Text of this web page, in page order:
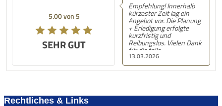
5.00 von 5
SEHR GUT
13.03.2026
Empfehlung! Innerhalb
kürzester Zeit lag ein
Angebot vor. Die Planung
+ Erledigung erfolgte
kurzfristig und
Reibungslos. Vielen Dank
für die tolle
Unterstützung! Nächstes
Mal gerne wieder! :) LG,
S.N.
Rechtliches & Links